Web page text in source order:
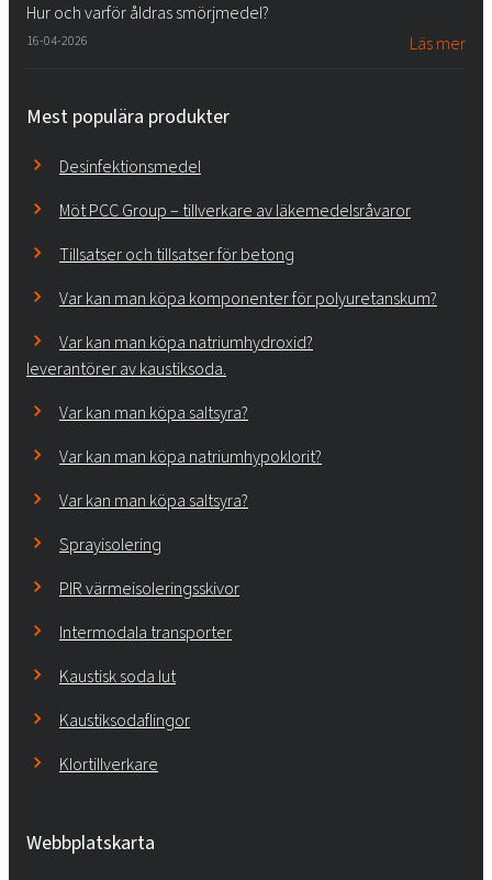
Hur och varför åldras smörjmedel?
16-04-2026 Läs mer
Mest populära produkter
Desinfektionsmedel
Möt PCC Group – tillverkare av läkemedelsråvaror
Tillsatser och tillsatser för betong
Var kan man köpa komponenter för polyuretanskum?
Var kan man köpa natriumhydroxid?
leverantörer av kaustiksoda.
Var kan man köpa saltsyra?
Var kan man köpa natriumhypoklorit?
Var kan man köpa saltsyra?
Sprayisolering
PIR värmeisoleringsskivor
Intermodala transporter
Kaustisk soda lut
Kaustiksodaflingor
Klortillverkare
Webbplatskarta